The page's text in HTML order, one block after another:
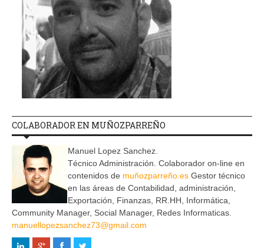
COLABORADOR EN MUÑOZPARREÑO
Manuel Lopez Sanchez.
Técnico Administración. Colaborador on-line en
contenidos de muñozparreño.es Gestor técnico
en las áreas de Contabilidad, administración,
Exportación, Finanzas, RR.HH, Informática,
Community Manager, Social Manager, Redes Informaticas.
manuellopezsanchez73@gmail.com